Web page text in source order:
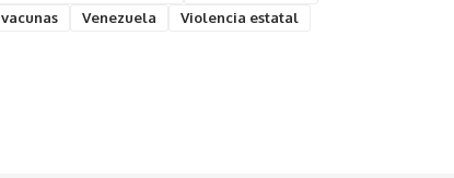
vacunas
Venezuela Violencia estatal